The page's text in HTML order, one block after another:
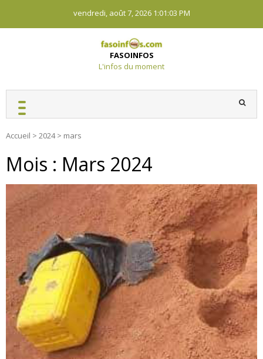
content
vendredi, août 7, 2026 1:01:04 PM
FASOINFOS
L'infos du moment
Accueil > 2024> mars
Mois : Mars 2024